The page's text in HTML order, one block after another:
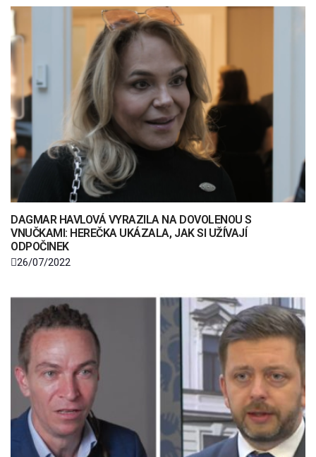
DAGMAR HAVLOVÁ VYRAZILA NA DOVOLENOU S
VNUČKAMI: HEREČKA UKÁZALA, JAK SI UŽÍVAJÍ
ODPOČINEK
26/07/2022